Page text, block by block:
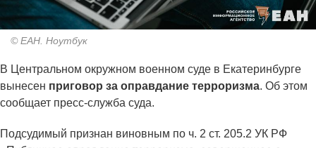
© ЕАН. Ноутбук
В Центральном окружном военном суде в Екатеринбурге
вынесен приговор за оправдание терроризма. Об этом
сообщает пресс-служба суда.
Подсудимый признан виновным по ч. 2 ст. 205.2 УК РФ